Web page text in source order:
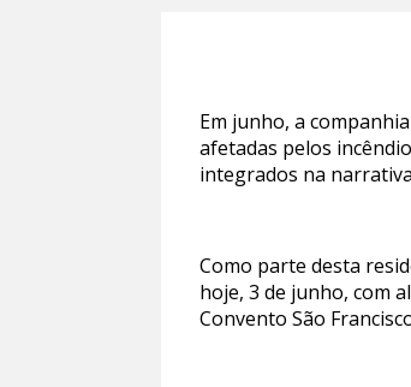
Em junho, a
afetadas pelos
integrados na
Como parte desta
hoje, 3 de junho, com
Convento São